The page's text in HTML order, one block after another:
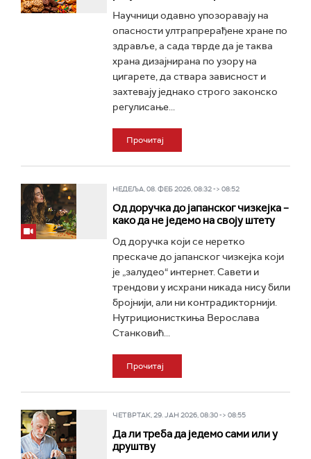
Научници одавно упозоравају на
опасности ултрапрерађене хране по
здравље, а сада тврде да је таква
храна дизајнирана по узору на
цигарете, да ствара зависност и
захтевају једнако строго законско
регулисање...
Прочитај
НЕДЕЉА, 08. ФЕБ 2026, 08:32 -> 08:52
Од доручка до јапанског чизкејка –
како да не једемо на своју штету
Од доручка који се неретко
прескаче до јапанског чизкејка који
је „залудео“ интернет. Савети и
трендови у исхрани никада нису били
бројнији, али ни контрадикторнији.
Нутриционисткиња Верослава
Станковић...
Прочитај
ЧЕТВРТАК, 29. ЈАН 2026, 08:30 -> 08:55
Да ли треба да једемо сами или у
друштву